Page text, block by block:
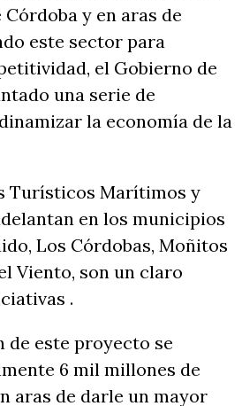
y en aras de
este sector para
el Gobierno de
una serie de
la economía de la
Turísticos Marítimos y
en los municipios
Los Córdobas, Moñitos
Viento, son un claro
.
de este proyecto se
6 mil millones de
aras de darle un mayor